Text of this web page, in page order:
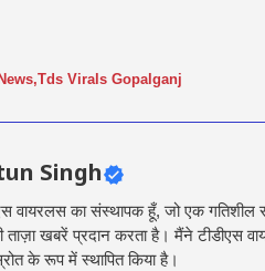
,Tds Virals Gopalganj
Singh
वायरलस का संस्थापक हूँ, जो एक गतिशील
ताज़ा खबरें प्रदान करता है। मैंने टीडीएस
के रूप में स्थापित किया है।